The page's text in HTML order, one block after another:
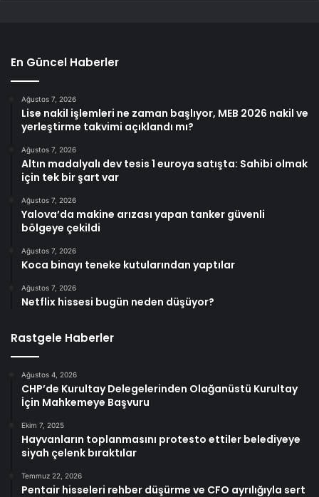
En Güncel Haberler
Ağustos 7, 2026
Lise nakil işlemleri ne zaman başlıyor, MEB 2026 nakil ve
yerleştirme takvimi açıklandı mı?
Ağustos 7, 2026
Altın madalyalı dev tesis 1 euroya satışta: Sahibi olmak
için tek bir şart var
Ağustos 7, 2026
Yalova’da makine arızası yapan tanker güvenli
bölgeye çekildi
Ağustos 7, 2026
Koca binayı teneke kutularından yaptılar
Ağustos 7, 2026
Netflix hissesi bugün neden düşüyor?
Rastgele Haberler
Ağustos 4, 2026
CHP’de Kurultay Delegelerinden Olağanüstü Kurultay
İçin Mahkemeye Başvuru
Ekim 7, 2025
Hayvanların toplanmasını protesto ettiler belediyeye
siyah çelenk bıraktılar
Temmuz 22, 2026
Pentair hisseleri rehber düşürme ve CFO ayrılığıyla sert